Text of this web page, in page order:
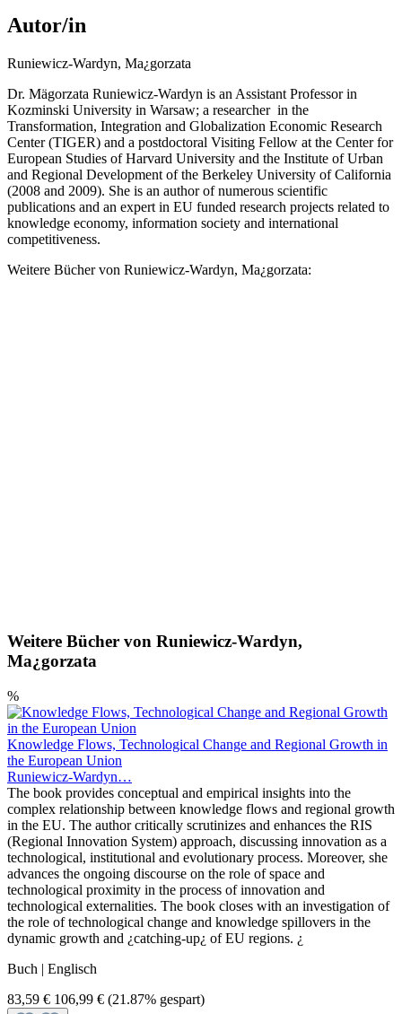
Autor/in
Runiewicz-Wardyn, Ma¿gorzata
Dr. Mägorzata Runiewicz-Wardyn is an Assistant Professor in
Kozminski University in Warsaw; a researcher in the
Transformation, Integration and Globalization Economic Research
Center (TIGER) and a postdoctoral Visiting Fellow at the Center for
European Studies of Harvard University and the Institute of Urban
and Regional Development of the Berkeley University of California
(2008 and 2009). She is an author of numerous scientific
publications and an expert in EU funded research projects related to
knowledge economy, information society and international
competitiveness.
Weitere Bücher von Runiewicz-Wardyn, Ma¿gorzata:
Weitere Bücher von Runiewicz-Wardyn,
Ma¿gorzata
%
Knowledge Flows, Technological Change and Regional Growth in
the European Union
Runiewicz-Wardyn…
The book provides conceptual and empirical insights into the
complex relationship between knowledge flows and regional growth
in the EU. The author critically scrutinizes and enhances the RIS
(Regional Innovation System) approach, discussing innovation as a
technological, institutional and evolutionary process. Moreover, she
advances the ongoing discourse on the role of space and
technological proximity in the process of innovation and
technological externalities. The book closes with an investigation of
the role of technological change and knowledge spillovers in the
dynamic growth and ¿catching-up¿ of EU regions. ¿
Buch | Englisch
83,59 € 106,99 € (21.87% gespart)